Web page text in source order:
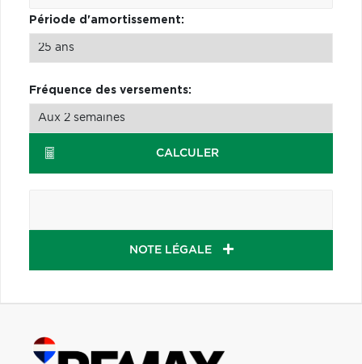
Période d'amortissement:
Fréquence des versements:
CALCULER
NOTE LÉGALE